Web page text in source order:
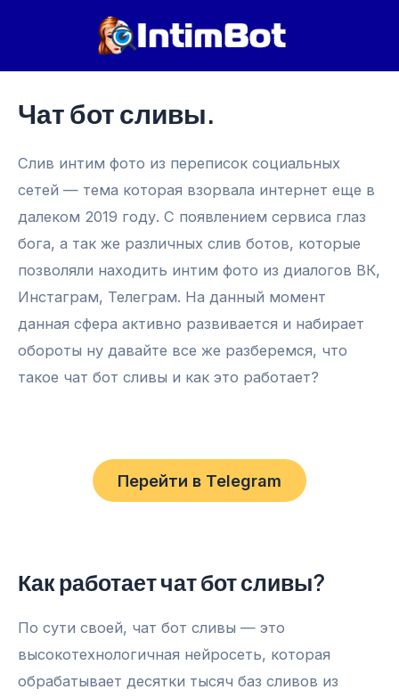
Чат бот сливы.
Слив интим фото из переписок социальных
сетей — тема которая взорвала интернет еще в
далеком 2019 году. С появлением сервиса глаз
бога, а так же различных слив ботов, которые
позволяли находить интим фото из диалогов ВК,
Инстаграм, Телеграм. На данный момент
данная сфера активно развивается и набирает
обороты ну давайте все же разберемся, что
такое чат бот сливы и как это работает?
Перейти в Telegram
Как работает чат бот сливы?
По сути своей, чат бот сливы — это
высокотехнологичная нейросеть, которая
обрабатывает десятки тысяч баз сливов из